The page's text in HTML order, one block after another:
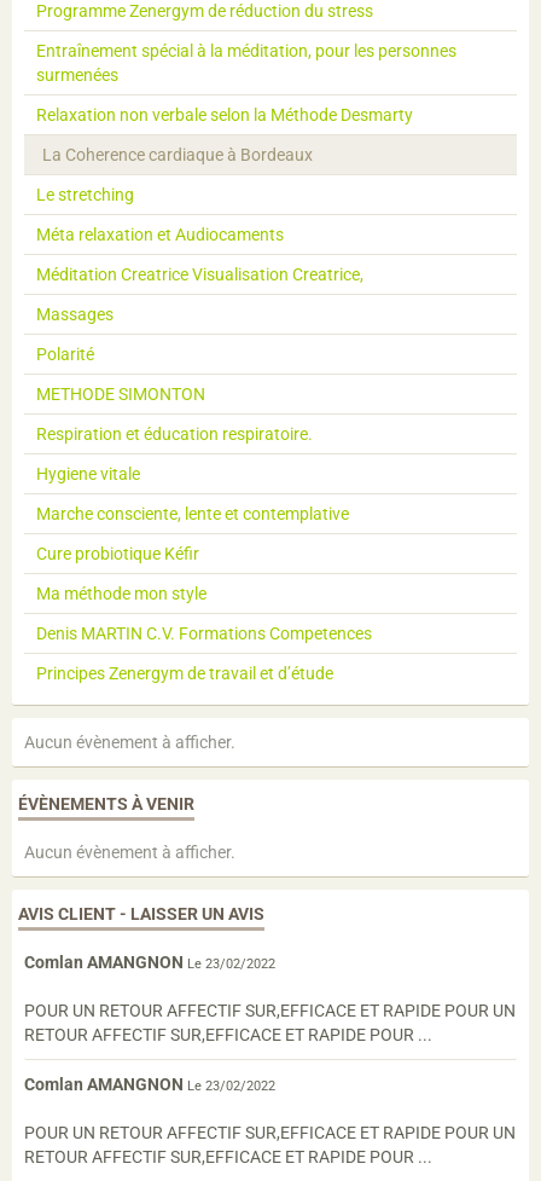
Programme Zenergym de réduction du stress
Entraînement spécial à la méditation, pour les personnes
surmenées
Relaxation non verbale selon la Méthode Desmarty
La Coherence cardiaque à Bordeaux
Le stretching
Méta relaxation et Audiocaments
Méditation Creatrice Visualisation Creatrice,
Massages
Polarité
METHODE SIMONTON
Respiration et éducation respiratoire.
Hygiene vitale
Marche consciente, lente et contemplative
Cure probiotique Kéfir
Ma méthode mon style
Denis MARTIN C.V. Formations Competences
Principes Zenergym de travail et d’étude
Aucun évènement à afficher.
ÉVÈNEMENTS À VENIR
Aucun évènement à afficher.
AVIS CLIENT - LAISSER UN AVIS
Comlan AMANGNON Le 23/02/2022
POUR UN RETOUR AFFECTIF SUR,EFFICACE ET RAPIDE POUR UN
RETOUR AFFECTIF SUR,EFFICACE ET RAPIDE POUR ...
Comlan AMANGNON Le 23/02/2022
POUR UN RETOUR AFFECTIF SUR,EFFICACE ET RAPIDE POUR UN
RETOUR AFFECTIF SUR,EFFICACE ET RAPIDE POUR ...